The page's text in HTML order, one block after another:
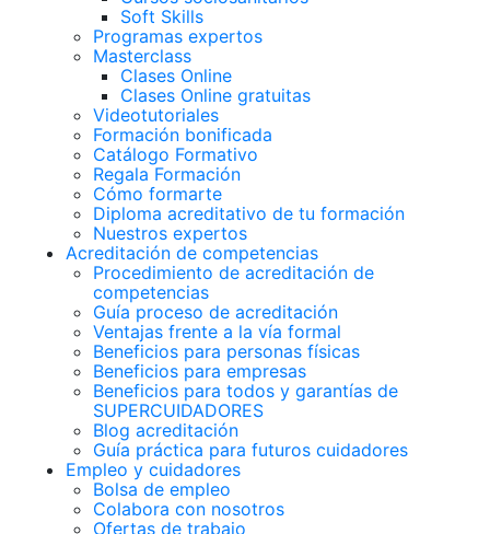
Soft Skills
Programas expertos
Masterclass
Clases Online
Clases Online gratuitas
Videotutoriales
Formación bonificada
Catálogo Formativo
Regala Formación
Cómo formarte
Diploma acreditativo de tu formación
Nuestros expertos
Acreditación de competencias
Procedimiento de acreditación de
competencias
Guía proceso de acreditación
Ventajas frente a la vía formal
Beneficios para personas físicas
Beneficios para empresas
Beneficios para todos y garantías de
SUPERCUIDADORES
Blog acreditación
Guía práctica para futuros cuidadores
Empleo y cuidadores
Bolsa de empleo
Colabora con nosotros
Ofertas de trabajo